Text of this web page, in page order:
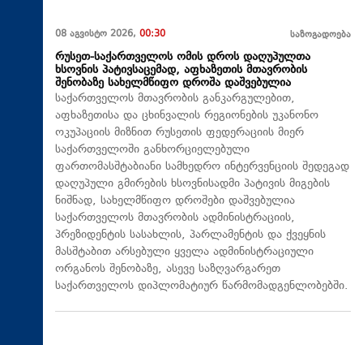
08 აგვისტო 2026, 00:30 საზოგადოება
რუსეთ-საქართველოს ომის დროს დაღუპულთა
ხსოვნის პატივსაცემად, აფხაზეთის მთავრობის
შენობაზე სახელმწიფო დროშა დაშვებულია
საქართველოს მთავრობის განკარგულებით,
აფხაზეთისა და ცხინვალის რეგიონების უკანონო
ოკუპაციის მიზნით რუსეთის ფედერაციის მიერ
საქართველოში განხორციელებული
ფართომასშტაბიანი სამხედრო ინტერვენციის შედეგად
დაღუპული გმირების ხსოვნისადმი პატივის მიგების
ნიშნად, სახელმწიფო დროშები დაშვებულია
საქართველოს მთავრობის ადმინისტრაციის,
პრეზიდენტის სასახლის, პარლამენტის და ქვეყნის
მასშტაბით არსებული ყველა ადმინისტრაციული
ორგანოს შენობაზე, ასევე საზღვარგარეთ
საქართველოს დიპლომატიურ წარმომადგენლობებში.